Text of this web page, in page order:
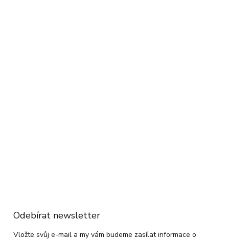
Odebírat newsletter
Vložte svůj e-mail a my vám budeme zasílat informace o